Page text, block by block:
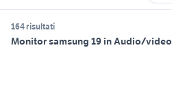
164 risultati
Monitor samsung 19 in Audio/video